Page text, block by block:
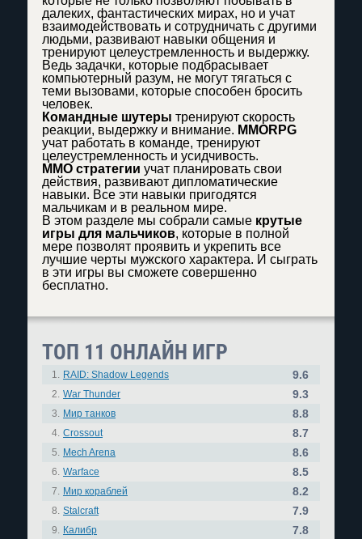
далеких, фантастических мирах, но и учат
взаимодействовать и сотрудничать с другими
людьми, развивают навыки общения и
тренируют целеустремленность и выдержку.
Ведь задачки, которые подбрасывает
компьютерный разум, не могут тягаться с
теми вызовами, которые способен бросить
человек.
Командные шутеры тренируют скорость
реакции, выдержку и внимание. MMORPG
учат работать в команде, тренируют
целеустремленность и усидчивость.
MMO стратегии учат планировать свои
действия, развивают дипломатические
навыки. Все эти навыки пригодятся
мальчикам и в реальном мире.
В этом разделе мы собрали самые крутые
игры для мальчиков, которые в полной
мере позволят проявить и укрепить все
лучшие черты мужского характера. И сыграть
в эти игры вы сможете совершенно
бесплатно.
ТОП 11 ОНЛАЙН ИГР
1. RAID: Shadow Legends 9.6
2. War Thunder 9.3
3. Мир танков 8.8
4. Crossout 8.7
5. Mech Arena 8.6
6. Warface 8.5
7. Мир кораблей 8.2
8. Stalcraft 7.9
9. Калибр 7.8